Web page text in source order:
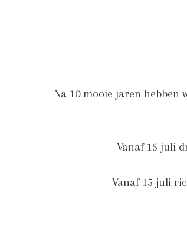
Na 10 mooie jaren hebben
Vanaf 15 juli
Vanaf 15 juli